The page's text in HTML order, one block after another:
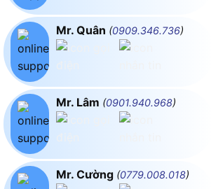
Mr. Quân (0909.346.736)
Mr. Lâm (0901.940.968)
Mr. Cường (0779.008.018)